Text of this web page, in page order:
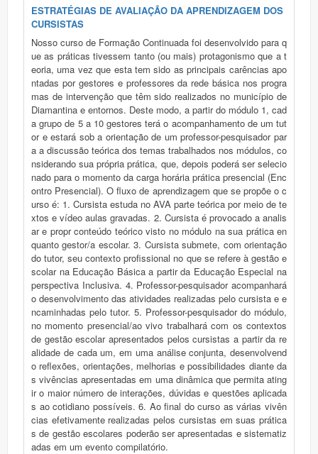
ESTRATÉGIAS DE AVALIAÇÃO DA APRENDIZAGEM DOS
CURSISTAS
Nosso curso de Formação Continuada foi desenvolvido para q
ue as práticas tivessem tanto (ou mais) protagonismo que a t
eoria, uma vez que esta tem sido as principais carências apo
ntadas por gestores e professores da rede básica nos progra
mas de intervenção que têm sido realizados no município de
Diamantina e entornos. Deste modo, a partir do módulo 1, cad
a grupo de 5 a 10 gestores terá o acompanhamento de um tut
or e estará sob a orientação de um professor-pesquisador par
a a discussão teórica dos temas trabalhados nos módulos, co
nsiderando sua própria prática, que, depois poderá ser selecio
nado para o momento da carga horária prática presencial (Enc
ontro Presencial). O fluxo de aprendizagem que se propõe o c
urso é: 1. Cursista estuda no AVA parte teórica por meio de te
xtos e vídeo aulas gravadas. 2. Cursista é provocado a analis
ar e propr conteúdo teórico visto no módulo na sua prática en
quanto gestor/a escolar. 3. Cursista submete, com orientação
do tutor, seu contexto profissional no que se refere à gestão e
scolar na Educação Básica a partir da Educação Especial na
perspectiva Inclusiva. 4. Professor-pesquisador acompanhará
o desenvolvimento das atividades realizadas pelo cursista e e
ncaminhadas pelo tutor. 5. Professor-pesquisador do módulo,
no momento presencial/ao vivo trabalhará com os contextos
de gestão escolar apresentados pelos cursistas a partir da re
alidade de cada um, em uma análise conjunta, desenvolvend
o reflexões, orientações, melhorias e possibilidades diante da
s vivências apresentadas em uma dinâmica que permita ating
ir o maior número de interações, dúvidas e questões aplicada
s ao cotidiano possíveis. 6. Ao final do curso as várias vivên
cias efetivamente realizadas pelos cursistas em suas prática
s de gestão escolares poderão ser apresentadas e sistematiz
adas em um evento compilatório.